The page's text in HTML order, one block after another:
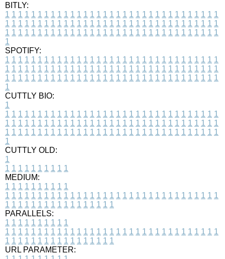
BITLY:
1 1 1 1 1 1 1 1 1 1 1 1 1 1 1 1 1 1 1 1 1 1 1 1 1 1 1 1 1 1 1 1 1
1 1 1 1 1 1 1 1 1 1 1 1 1 1 1 1 1 1 1 1 1 1 1 1 1 1 1 1 1 1 1 1 1
1 1 1 1 1 1 1 1 1 1 1 1 1 1 1 1 1 1 1 1 1 1 1 1 1 1 1 1 1 1 1 1 1
1
SPOTIFY:
1 1 1 1 1 1 1 1 1 1 1 1 1 1 1 1 1 1 1 1 1 1 1 1 1 1 1 1 1 1 1 1 1
1 1 1 1 1 1 1 1 1 1 1 1 1 1 1 1 1 1 1 1 1 1 1 1 1 1 1 1 1 1 1 1 1
1 1 1 1 1 1 1 1 1 1 1 1 1 1 1 1 1 1 1 1 1 1 1 1 1 1 1 1 1 1 1 1 1
1
CUTTLY BIO:
1
1 1 1 1 1 1 1 1 1 1 1 1 1 1 1 1 1 1 1 1 1 1 1 1 1 1 1 1 1 1 1 1 1
1 1 1 1 1 1 1 1 1 1 1 1 1 1 1 1 1 1 1 1 1 1 1 1 1 1 1 1 1 1 1 1 1
1 1 1 1 1 1 1 1 1 1 1 1 1 1 1 1 1 1 1 1 1 1 1 1 1 1 1 1 1 1 1 1 1
1
CUTTLY OLD:
1
1 1 1 1 1 1 1 1 1 1
MEDIUM:
1 1 1 1 1 1 1 1 1 1
1 1 1 1 1 1 1 1 1 1 1 1 1 1 1 1 1 1 1 1 1 1 1 1 1 1 1 1 1 1 1 1 1
1 1 1 1 1 1 1 1 1 1 1 1 1 1 1 1 1
PARALLELS:
1 1 1 1 1 1 1 1 1 1
1 1 1 1 1 1 1 1 1 1 1 1 1 1 1 1 1 1 1 1 1 1 1 1 1 1 1 1 1 1 1 1 1
1 1 1 1 1 1 1 1 1 1 1 1 1 1 1 1 1
URL PARAMETER: